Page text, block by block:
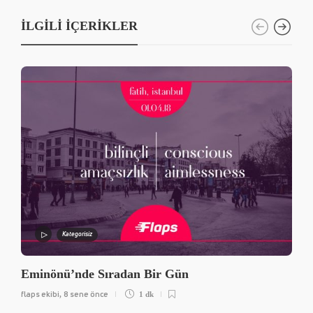
İLGILI İÇERIKLER
Kategorisiz
Eminönü’nde Sıradan Bir Gün
flaps ekibi, 8 sene önce 1 dk